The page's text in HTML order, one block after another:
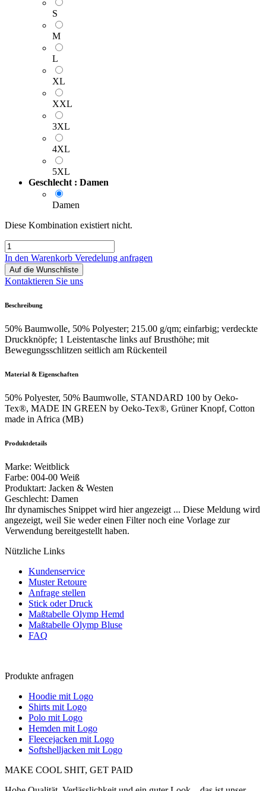
S
M
L
XL
XXL
3XL
4XL
5XL
Geschlecht : Damen
Damen
Diese Kombination existiert nicht.
In den Warenkorb Veredelung anfragen
Auf die Wunschliste
Kontaktieren Sie uns
Beschreibung
50% Baumwolle, 50% Polyester; 215.00 g/qm; einfarbig; verdeckte
Druckknöpfe; 1 Leistentasche links auf Brusthöhe; mit
Bewegungsschlitzen seitlich am Rückenteil
Material & Eigenschaften
50% Polyester, 50% Baumwolle, STANDARD 100 by Oeko-
Tex®, MADE IN GREEN by Oeko-Tex®, Grüner Knopf, Cotton
made in Africa (MB)
Produktdetails
Marke: Weitblick
Farbe: 004-00 Weiß
Produktart: Jacken & Westen
Geschlecht: Damen
Ihr dynamisches Snippet wird hier angezeigt ... Diese Meldung wird
angezeigt, weil Sie weder einen Filter noch eine Vorlage zur
Verwendung bereitgestellt haben.
Nützliche Links
Kundenservice
Muster Retoure
Anfrage stellen
Stick oder Druck
Maßtabelle Olymp Hemd
Maßtabelle Olymp Bluse
FAQ
Produkte anfragen
Hoodie mit Logo
Shirts mit Logo
Polo mit Logo
Hemden mit Logo
Fleecejacken mit Logo
Softshelljacken mit Logo
MAKE COOL SHIT, GET PAID